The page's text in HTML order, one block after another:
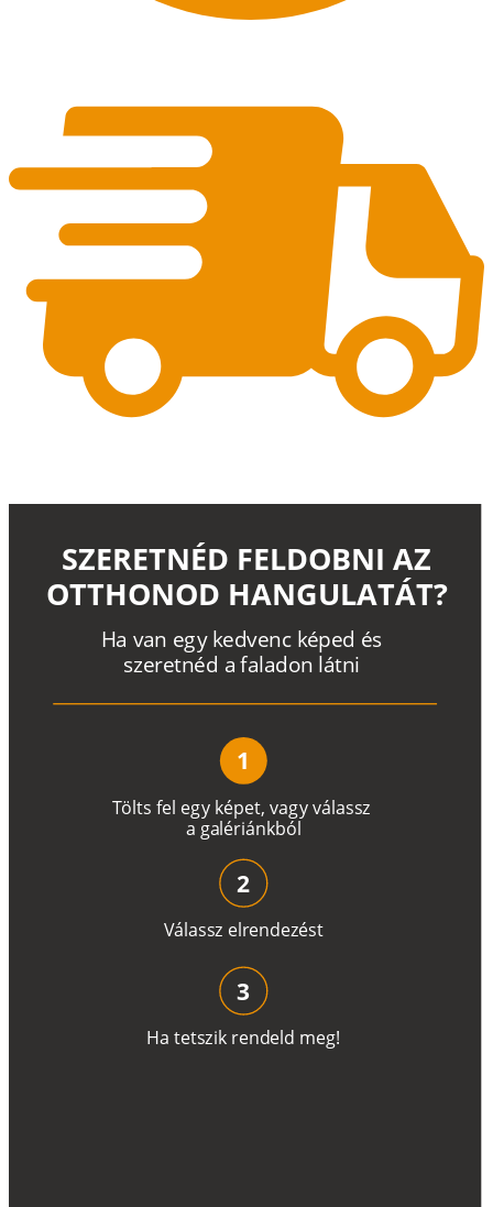
Tölts fel egy képet, vagyválassz
a galériánkból
Ha van egy kedvenc képed és
szeretnéd a faladon látni
SZERETNÉD FELDOBNI AZ
OTTHONOD HANGULATÁT?
1
Válassz elrendezést
2
Ha tetszik rendeld meg!
3